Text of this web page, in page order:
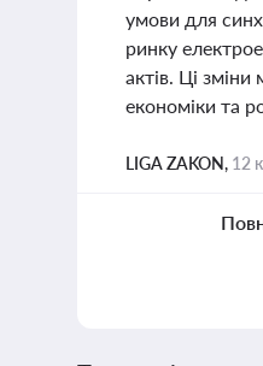
умови для
ринку
актів. Ці
економіки та
LIGA ZAKON, 12